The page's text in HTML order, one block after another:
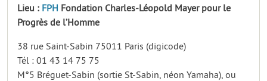
Lieu : FPH Fondation Charles-Léopold Mayer pour le
Progrès de l’Homme
38 rue Saint-Sabin 75011 Paris (digicode)
Tél : 01 43 14 75 75
M°5 Bréguet-Sabin (sortie St-Sabin, néon Yamaha), ou